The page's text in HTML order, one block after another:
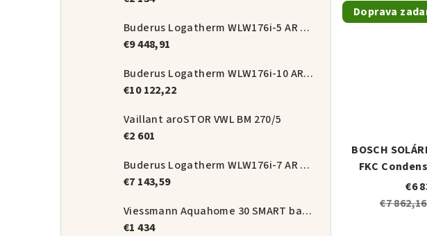
Buderus Logatherm WLW176i-5 AR T180 set
€9 448,91
Buderus Logatherm WLW176i-10 AR TP70 set
€10 122,22
Vaillant aroSTOR VWL BM 270/5
€2 601
Buderus Logatherm WLW176i-7 AR E set
€7 143,59
Viessmann Aquahome 30 SMART balíková zostava
€1 434
v
oDoprava
BOSCH
FKC
€6
€7 862,16